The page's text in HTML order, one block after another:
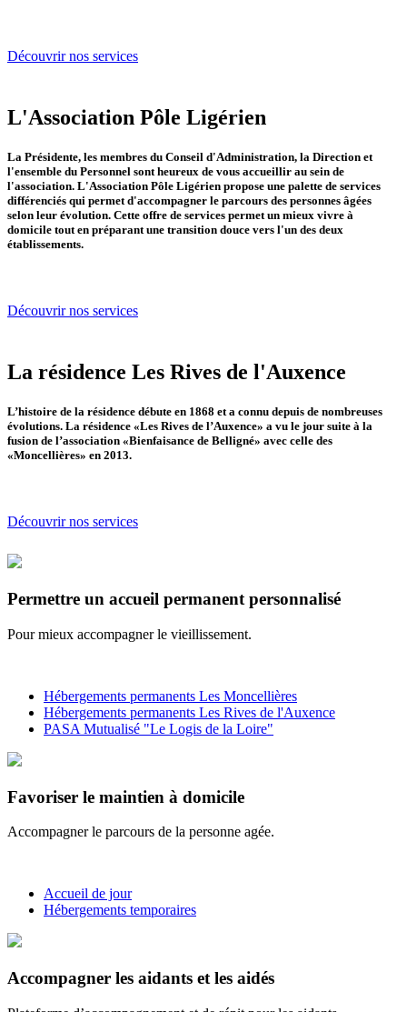
Découvrir nos services
L'Association Pôle Ligérien
La Présidente, les membres du Conseil d'Administration, la Direction et
l'ensemble du Personnel sont heureux de vous accueillir au sein de
l'association. L'Association Pôle Ligérien propose une palette de services
différenciés qui permet d'accompagner le parcours des personnes âgées
selon leur évolution. Cette offre de services permet un mieux vivre à
domicile tout en préparant une transition douce vers l'un des deux
établissements.
Découvrir nos services
La résidence Les Rives de l'Auxence
L’histoire de la résidence débute en 1868 et a connu depuis de nombreuses
évolutions. La résidence «Les Rives de l’Auxence» a vu le jour suite à la
fusion de l’association «Bienfaisance de Belligné» avec celle des
«Moncellières» en 2013.
Découvrir nos services
Permettre un accueil permanent personnalisé
Pour mieux accompagner le vieillissement.
Hébergements permanents Les Moncellières
Hébergements permanents Les Rives de l'Auxence
PASA Mutualisé "Le Logis de la Loire"
Favoriser le maintien à domicile
Accompagner le parcours de la personne agée.
Accueil de jour
Hébergements temporaires
Accompagner les aidants et les aidés